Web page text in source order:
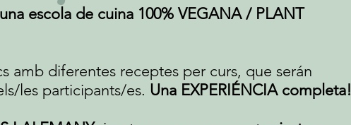
escola de cuina 100% VEGANA / PLANT
amb diferentes receptes per curs, que serán
les participants/es. Una EXPERIÉNCIA completa!